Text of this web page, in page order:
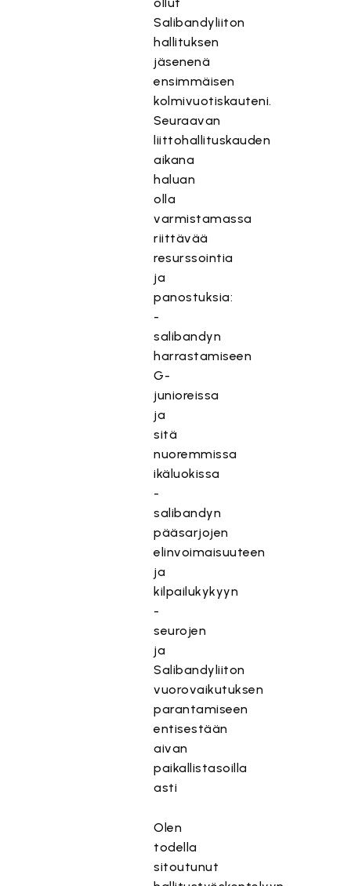
Salibandyliiton
hallituksen
jäsenenä
ensimmäisen
kolmivuotiskauteni.
Seuraavan
liittohallituskauden
aikana
haluan
olla
varmistamassa
riittävää
resurssointia
ja
panostuksia:
-
salibandyn
harrastamiseen
G-
junioreissa
ja
sitä
nuoremmissa
ikäluokissa
-
salibandyn
pääsarjojen
elinvoimaisuuteen
ja
kilpailukykyyn
-
seurojen
ja
Salibandyliiton
vuorovaikutuksen
parantamiseen
entisestään
aivan
paikallistasoilla
asti
Olen
todella
sitoutunut